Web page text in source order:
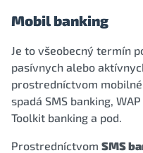
Mobil banking
Je to všeobecný termín
pasívnych alebo
prostredníctvom
spadá SMS banking,
Toolkit banking a pod.
Prostredníctvom SMS